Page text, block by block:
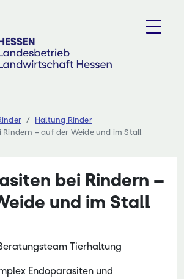
Haltung Rinder
Rindern – auf der Weide und im Stall
bei Rindern –
und im Stall
Tierhaltung
Endoparasiten und